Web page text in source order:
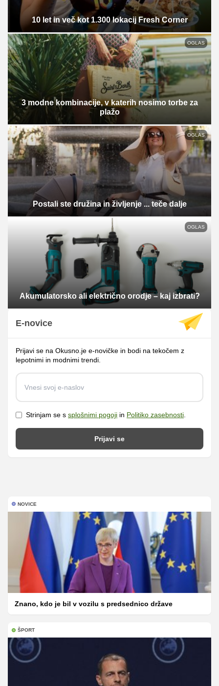
10 let in več kot 1.300 lokacij Fresh Corner
OGLAS
3 modne kombinacije, v katerih nosimo torbe za
plažo
OGLAS
Postali ste družina in življenje ... teče dalje
OGLAS
Akumulatorsko ali električno orodje – kaj izbrati?
E-novice
Prijavi se na Okusno.je e-novičke in bodi na tekočem z
lepotnimi in modnimi trendi.
Strinjam se s splošnimi pogoji in Politiko zasebnosti
Prijavi se
NOVICE
Znano, kdo je bil v vozilu s predsednico države
ŠPORT